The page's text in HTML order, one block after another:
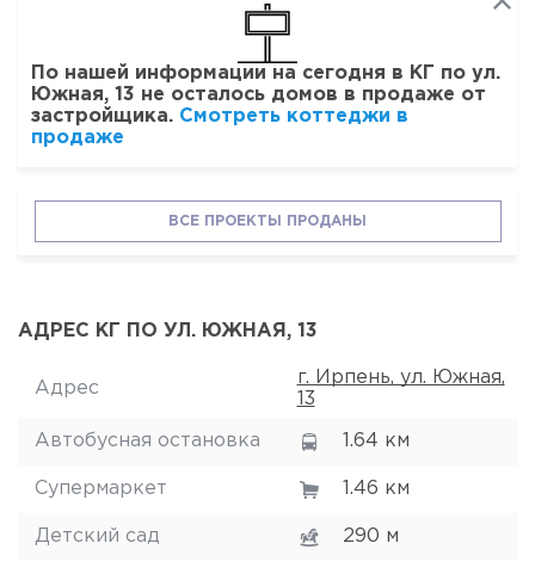
По нашей информации на сегодня в КГ по ул.
Южная, 13 не осталось домов в продаже от
застройщика. Смотреть коттеджи в
продаже
ВСЕ ПРОЕКТЫ ПРОДАНЫ
АДРЕС КГ ПО УЛ. ЮЖНАЯ, 13
Адрес
г. Ирпень, ул. Южная,
13
Автобусная остановка 1.64 км
Супермаркет 1.46 км
Детский сад 290 м